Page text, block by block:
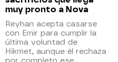
muy pronto a Nova
Reyhan acepta casarse
con Emir para cumplir la
última voluntad de
Hikmet, aunque él rechaza